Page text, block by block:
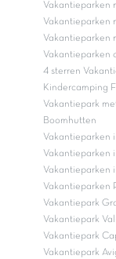
Vakantieparken
Vakantieparken
Vakantieparken
Vakantieparken
4 sterren
Kindercamping
Vakantiepark
Boomhutten
Vakantieparken
Vakantieparken
Vakantieparken
Vakantieparken
Vakantiepark
Vakantiepark
Vakantiepark
Vakantiepark